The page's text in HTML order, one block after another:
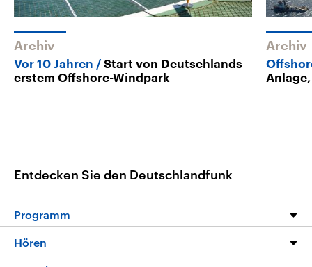
Archiv
Vor 10 Jahren
Start von Deutschlands
erstem Offshore-Windpark
Archiv
Entdecken Sie den Deutschlandfunk
Programm
Programm
Hören